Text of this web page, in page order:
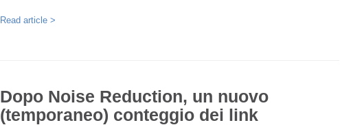
Read article >
Dopo Noise Reduction, un nuovo
(temporaneo) conteggio dei link